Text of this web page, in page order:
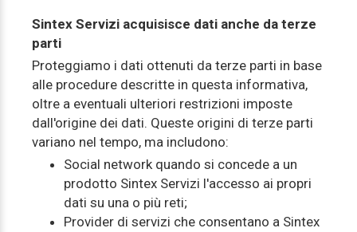
Sintex Servizi acquisisce dati anche da terze
parti
Proteggiamo i dati ottenuti da terze parti in base
alle procedure descritte in questa informativa,
oltre a eventuali ulteriori restrizioni imposte
dall'origine dei dati. Queste origini di terze parti
variano nel tempo, ma includono:
Social network quando si concede a un
prodotto Sintex Servizi l'accesso ai propri
dati su una o più reti;
Provider di servizi che consentano a Sintex